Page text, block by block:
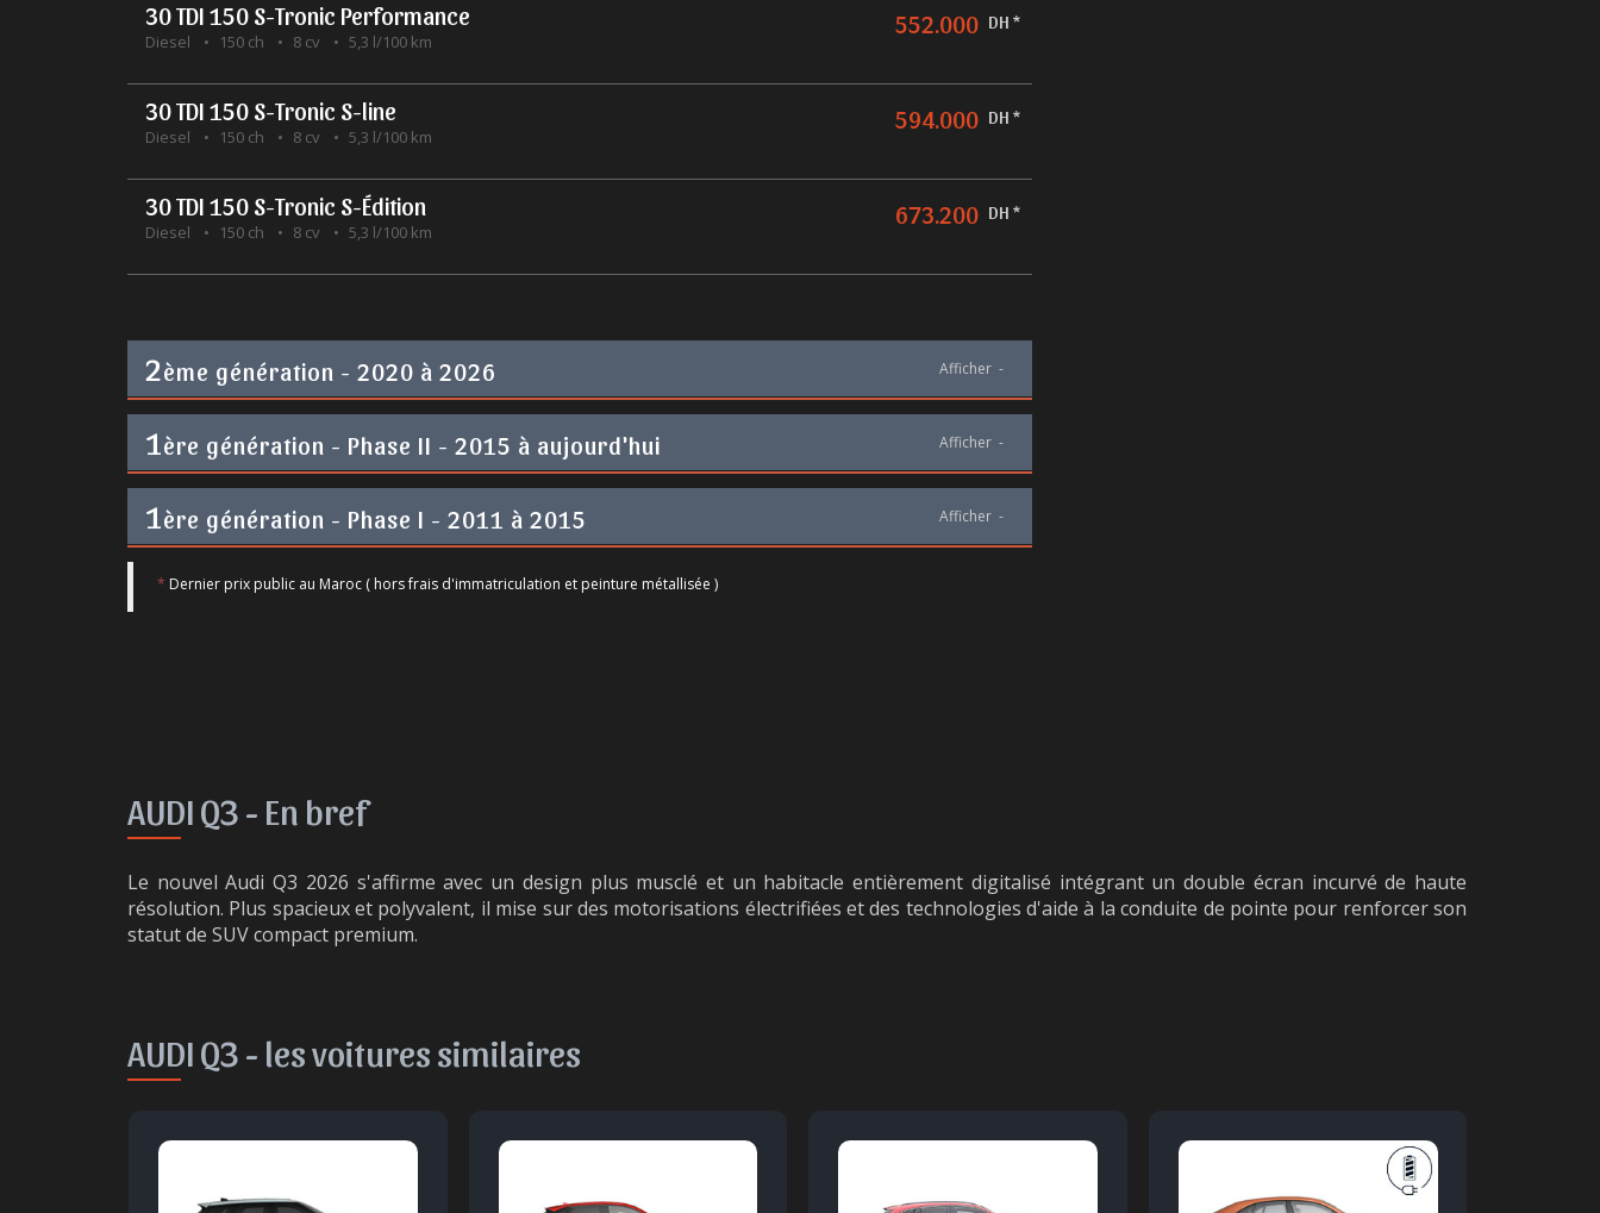
30 TDI 150 S-Tronic Performance
Diesel 150 ch 8 cv 5,3 l/100 km
552.000 DH *
30 TDI 150 S-Tronic S-line
Diesel 150 ch 8 cv 5,3 l/100 km
594.000 DH *
30 TDI 150 S-Tronic S-Édition
Diesel 150 ch 8 cv 5,3 l/100 km
673.200 DH *
2ème génération - 2020 à 2026 Afficher -
1 ère génération - Phase II - 2015 à aujourd'hui Afficher -
1 ère génération - Phase I - 2011 à 2015 Afficher -
* Dernier prix public au Maroc ( hors frais d'immatriculation et peinture métallisée )
AUDI Q3 - En bref
Le nouvel Audi Q3 2026 s'affirme avec un design plus musclé et un habitacle entièrement digitalisé intégrant un double écran incurvé de haute
résolution. Plus spacieux et polyvalent, il mise sur des motorisations électrifiées et des technologies d'aide à la conduite de pointe pour renforcer son
statut de SUV compact premium.
AUDI Q3 - les voitures similaires